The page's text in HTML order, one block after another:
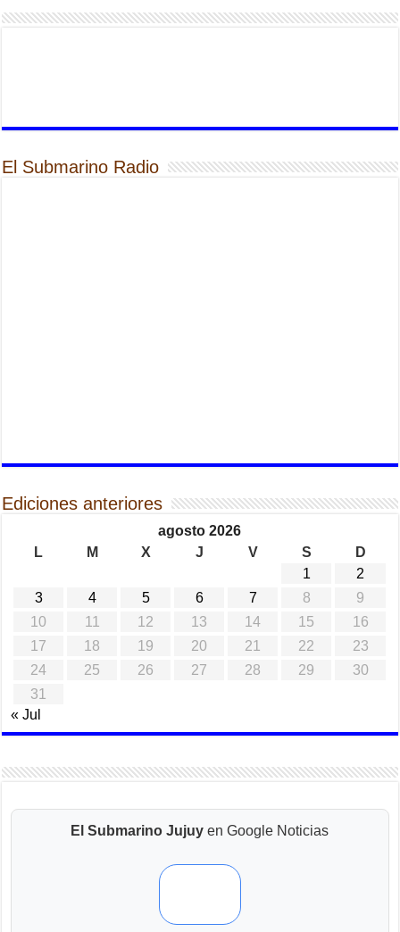
El Submarino Radio
Ediciones anteriores
agosto 2026
L
M X J V S
D
1
2
3
4 5 6 7 8
9
10
11 12 13 14 15
16
17
18 19 20 21 22
23
24
25 26 27 28 29
30
31
« Jul
El Submarino Jujuy en Google Noticias